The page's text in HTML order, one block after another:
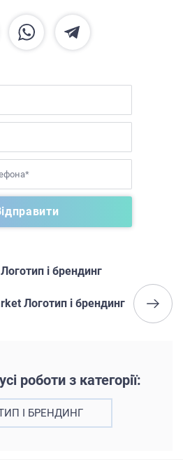
і брендинг
Логотип і брендинг
роботи з категорії:
І БРЕНДИНГ